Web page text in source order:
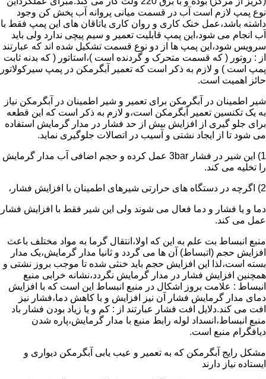
نوع پمپ لازم است آب در قسمت میانی پروانه آب پخش کن وجود
داشته باشد،عمل خنک کاری و روان کاری یاتاقان های این پمپ فقط با
آب انجام می شود،این پمپ قابلیت تعمیر و سیم پیچی ندارد ولی باید
سرویس شود،این پمپ ها از دو نوع قسمت تشکیل شده اند که عبارتند
از : روتور ( که قسمت متحرک و گردنده است )،استاتور ( که بدنه ثابت
پمپ است ) و لازم به ذکر است که تعمیر آبگرمکن در پمپ سیرکولاتور
حائز اهمیت است.
شیر اطمینان در آبگرمکن برای تعمیر و شیر اطمینان در آبگرمکن نیاز
به یک تکنسین تعمیر آبگرمکن است،و لازم به ذکر است که این قطعه
برای جلو گیری از افزایش بیش از حد فشار در مدار گرمایش استفاده
می شود تا از ایجاد نشتی و آسیب در اتصالات جلوگیری نماید.
1) این شیر در فشار 3bar عمل کرده و حجم اضافی آب مدار گرمایش
را تخلیه می کند.
2) اگرچه در دستگاه های حرارتی شیرهای اطمینان با افزایش فشار،
دما و یا فشار و دما فعال می شوند ولی این شیر فقط با افزایش فشار
عمل می کند.
منبع انبساط بت علم به این که اولا،انتقال گرما به مواد مختلف باعث
افزایش حجم (اتبساط) آن ها می گردد و ثانیا مدار گرمایش،یک مدار
بسته است،لذا این افزایش حجم باید خنثی شده تا موجب بروز نشتی و
همچنین افزایش فشار در مدار گرمایش نگردد،نشانه خرابی منبع
انبساط : علامت بروز اشکال در منبع انبساط این است که با افزایش
دمای مدار گرمایش فشار آن نیز افزایش و با کاهش دما،فشار نیز
افت می کند.دلایل افت فشار عبارتند از : کم و یا زیاد بودن فشار باد
منبع انبساط،انسداد لوله رابط منبع با مدار گرمایش،پاره شدن
دیافگرام منبع است.
مشکل رایج آبگرمکن که به تعمیر و عیب یابی آبگرمکن دیواری و
ایستاده نیاز دارند